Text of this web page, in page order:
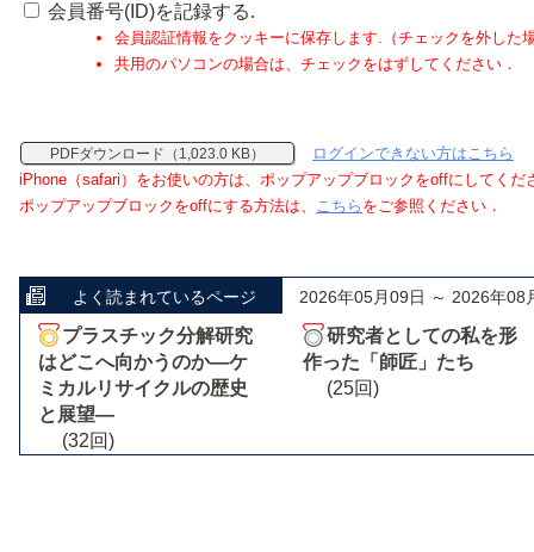
会員番号(ID)を記録する.
会員認証情報をクッキーに保存します.（チェックを外した
共用のパソコンの場合は、チェックをはずしてください．
PDFダウンロード（1,023.0 KB）
ログインできない方はこちら
iPhone（safari）をお使いの方は、ポップアップブロックをoffにしてくだ
ポップアップブロックをoffにする方法は、 こちら をご参照ください．
よく読まれているページ 2026年05月09日 ～ 2026年08
プラスチック分解研究
はどこへ向かうのか―ケ
ミカルリサイクルの歴史
と展望―
(32回)
研究者としての私を形
作った「師匠」たち
(25回)